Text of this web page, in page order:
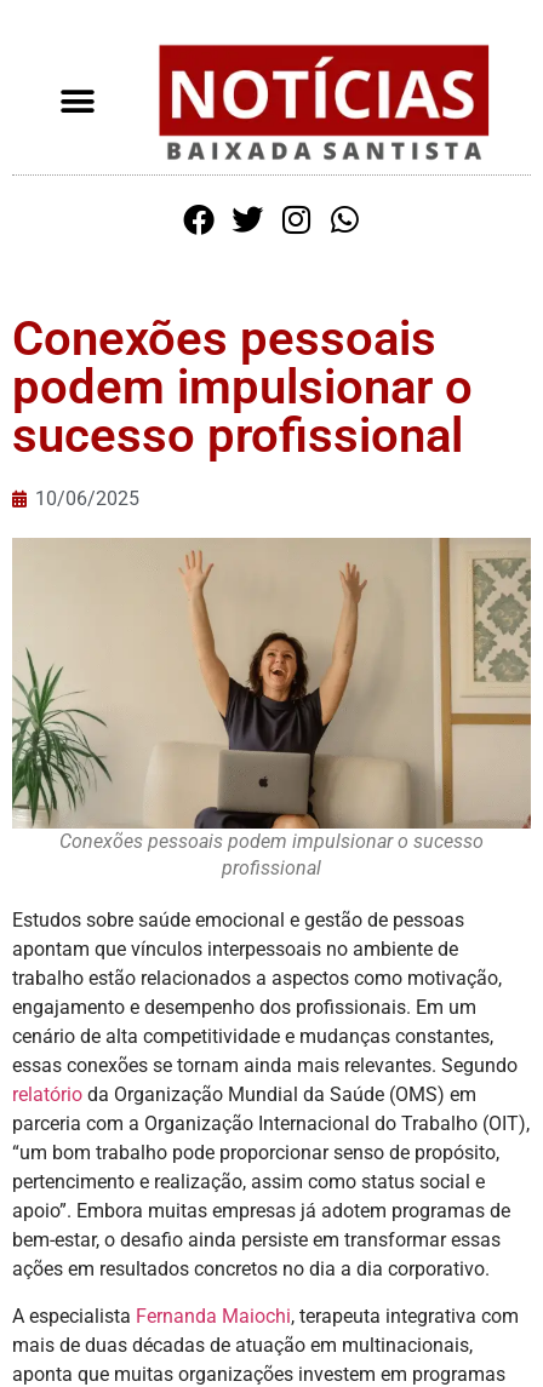
Conexões pessoais
podem impulsionar o
sucesso profissional
10/06/2025
Conexões pessoais podem impulsionar o sucesso
profissional
Estudos sobre saúde emocional e gestão de pessoas
apontam que vínculos interpessoais no ambiente de
trabalho estão relacionados a aspectos como motivação,
engajamento e desempenho dos profissionais. Em um
cenário de alta competitividade e mudanças constantes,
essas conexões se tornam ainda mais relevantes. Segundo
relatório da Organização Mundial da Saúde (OMS) em
parceria com a Organização Internacional do Trabalho (OIT),
“um bom trabalho pode proporcionar senso de propósito,
pertencimento e realização, assim como status social e
apoio”. Embora muitas empresas já adotem programas de
bem-estar, o desafio ainda persiste em transformar essas
ações em resultados concretos no dia a dia corporativo.
A especialista Fernanda Maiochi, terapeuta integrativa com
mais de duas décadas de atuação em multinacionais,
aponta que muitas organizações investem em programas